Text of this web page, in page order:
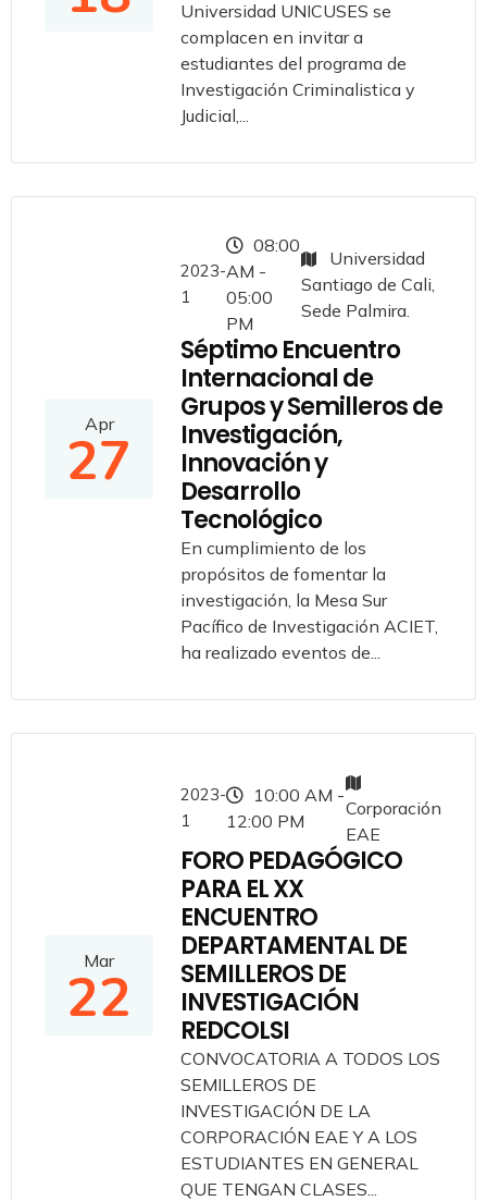
Universidad UNICUSES se
complacen en invitar a
estudiantes del programa de
Investigación Criminalistica y
Judicial,...
Apr
27
2023-
1
08:00
AM -
05:00
PM
Universidad
Santiago de Cali,
Sede Palmira.
Séptimo Encuentro
Internacional de
Grupos y Semilleros de
Investigación,
Innovación y
Desarrollo
Tecnológico
En cumplimiento de los
propósitos de fomentar la
investigación, la Mesa Sur
Pacífico de Investigación ACIET,
ha realizado eventos de...
Mar
22
2023-
1
10:00 AM -
12:00 PM
Corporación
EAE
FORO PEDAGÓGICO
PARA EL XX
ENCUENTRO
DEPARTAMENTAL DE
SEMILLEROS DE
INVESTIGACIÓN
REDCOLSI
CONVOCATORIA A TODOS LOS
SEMILLEROS DE
INVESTIGACIÓN DE LA
CORPORACIÓN EAE Y A LOS
ESTUDIANTES EN GENERAL
QUE TENGAN CLASES...